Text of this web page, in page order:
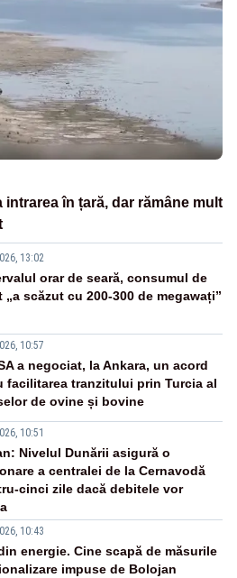
intrarea în țară, dar rămâne mult
13:02
orar de seară, consumul de
„a scăzut cu 200-300 de megawați”
10:57
a negociat, la Ankara, un acord
facilitarea tranzitului prin Turcia al
de ovine și bovine
10:51
Nivelul Dunării asigură o
a centralei de la Cernavodă
cinci zile dacă debitele vor
10:43
energie. Cine scapă de măsurile
impuse de Bolojan